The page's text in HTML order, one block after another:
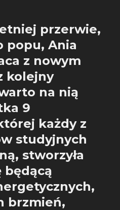
przerwie,
popu, Ania
z nowym
kolejny
na nią
9
każdy z
studyjnych
stworzyła
będącą
brzmień,